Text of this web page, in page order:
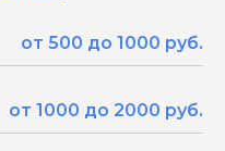
от 500 до 1000 руб.
от 1000 до 2000 руб.